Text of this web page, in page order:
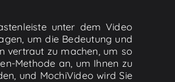
unter dem Video
um die Bedeutung und
vertraut zu machen, um so
Methode an, um Ihnen zu
und MochiVideo wird Sie